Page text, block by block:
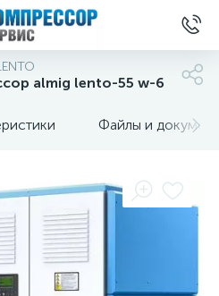
almig lento-55 w-6
Файлы и